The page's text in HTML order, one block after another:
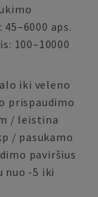
aps.
100–10000
iki veleno
prispaudimo
/ leistina
/ pasukamo
paviršius
nuo -5 iki